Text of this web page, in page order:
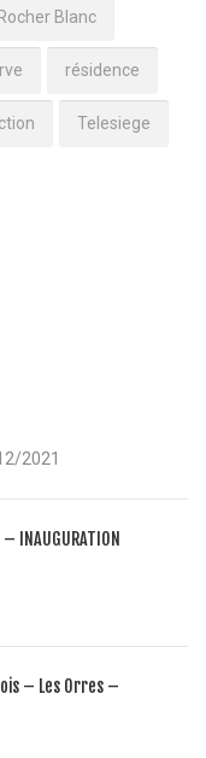
Rocher Blanc
résidence
Telesiege
2021
INAUGURATION
– Les Orres –